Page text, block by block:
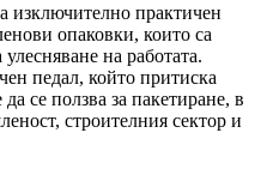
изключително практичен
опаковки, които са
на работата.
педал, който притиска
се ползва за пакетиране, в
строителния сектор и